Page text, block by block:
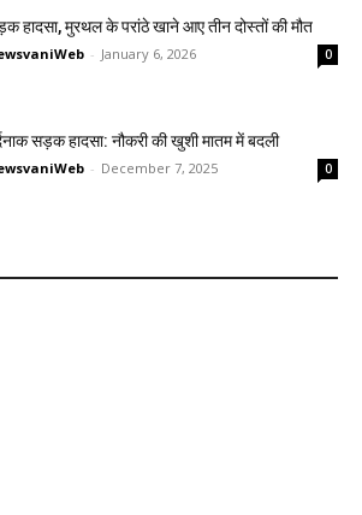
हादसा, मुरथल के परांठे खाने आए तीन दोस्तों की मौत
- January 6, 2026 0
सड़क हादसा: नौकरी की खुशी मातम में बदली
- December 7, 2025 0